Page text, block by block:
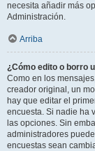
necesita añadir más
Administración.
Arriba
¿Cómo edito o borro
Como en los
creador original, un
hay que editar el
encuesta. Si nadie ha
las opciones. Sin
administradores
encuestas sean